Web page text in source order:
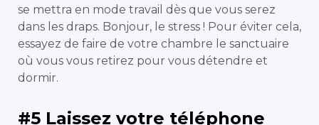
se mettra en mode travail dès que vous serez
dans les draps. Bonjour, le stress ! Pour éviter cela,
essayez de faire de votre chambre le sanctuaire
où vous vous retirez pour vous détendre et
dormir.
#5 Laissez votre téléphone